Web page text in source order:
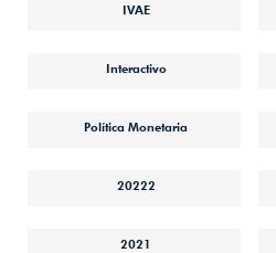
IVAE
Interactivo
Política Monetaria
20222
2021